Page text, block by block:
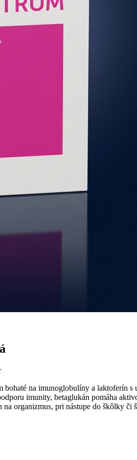
na imunoglobulíny a laktoferín s
imunity, betaglukán pomáha
organizmus, pri nástupe do škôlky